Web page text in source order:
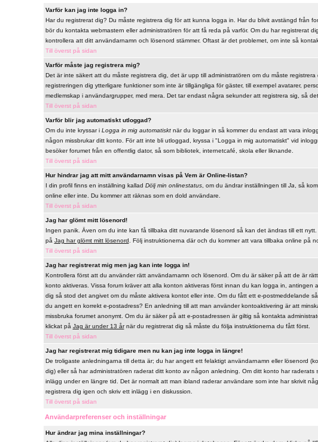
Varför kan jag inte logga in?
Har du registrerat dig? Du måste registrera dig för att kunna logga in. Har du blivit avstängd från
bör du kontakta webmastern eller administratören för att få reda på varför. Om du har registrerat
kontrollera att ditt användarnamn och lösenord stämmer. Oftast är det problemet, om inte så
Till överst på sidan
Varför måste jag registrera mig?
Det är inte säkert att du måste registrera dig, det är upp till administratören om du måste
registreringen dig ytterligare funktioner som inte är tillgängliga för gäster, till exempel avatarer,
medlemskap i användargrupper, med mera. Det tar endast några sekunder att registrera sig, så
Till överst på sidan
Varför blir jag automatiskt utloggad?
Om du inte kryssar i Logga in mig automatisktnär du loggar in så kommer du endast att vara
någon missbrukar ditt konto. För att inte bli utloggad, kryssa i "Logga in mig automatiskt" vid
besöker forumet från en offentlig dator, så som bibliotek, internetcafé, skola eller liknande.
Till överst på sidan
Hur hindrar jag att mitt användarnamn visas på Vem är Online-listan?
I din profil finns en inställning kallad Dölj min onlinestatus, om du ändrar inställningen till Ja , så
online eller inte. Du kommer att räknas som en dold användare.
Till överst på sidan
Jag har glömt mitt lösenord!
Ingen panik. Även om du inte kan få tillbaka ditt nuvarande lösenord så kan det ändras till ett
på Jag har glömt mitt lösenord . Följ instruktionerna där och du kommer att vara tillbaka online på
Till överst på sidan
Jag har registrerat mig men jag kan inte logga in!
Kontrollera först att du använder rätt användarnamn och lösenord. Om du är säker på att de är
konto aktiveras. Vissa forum kräver att alla konton aktiveras först innan du kan logga in, antingen
dig så stod det angivet om du måste aktivera kontot eller inte. Om du fått ett e-postmeddelande
du angett en korrekt e-postadress? En anledning till att man använder kontoaktivering är att
missbruka forumet anonymt. Om du är säker på att e-postadressen är giltig så kontakta
klickat på Jag är under 13 årnär du registrerat dig så måste du följa instruktionerna du fått först.
Till överst på sidan
Jag har registrerat mig tidigare men nu kan jag inte logga in längre!
De troligaste anledningarna till detta är; du har angett ett felaktigt användarnamn eller lösenord
dig) eller så har administratören raderat ditt konto av någon anledning. Om ditt konto har
inlägg under en längre tid. Det är normalt att man ibland raderar användare som inte har skrivit
registrera dig igen och skriv ett inlägg i en diskussion.
Till överst på sidan
Användarpreferenser och inställningar
Hur ändrar jag mina inställningar?